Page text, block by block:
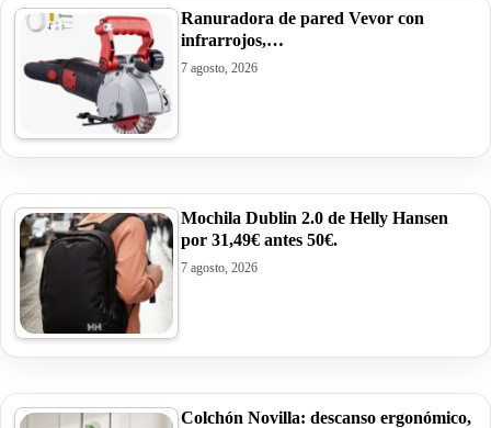
Ranuradora de pared Vevor con
infrarrojos,…
7 agosto, 2026
Mochila Dublin 2.0 de Helly Hansen
por 31,49€ antes 50€.
7 agosto, 2026
Colchón Novilla: descanso ergonómico,